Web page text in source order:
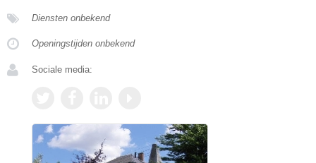
Diensten onbekend
Openingstijden onbekend
Sociale media: